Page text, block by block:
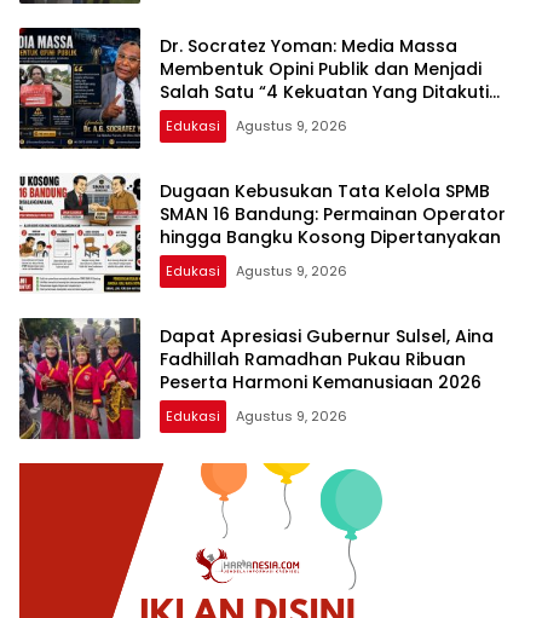
Dr. Socratez Yoman: Media Massa
Membentuk Opini Publik dan Menjadi
Salah Satu “4 Kekuatan Yang Ditakuti
Penguasa”
Edukasi Agustus 9, 2026
Dugaan Kebusukan Tata Kelola SPMB
SMAN 16 Bandung: Permainan Operator
hingga Bangku Kosong Dipertanyakan
Edukasi Agustus 9, 2026
Dapat Apresiasi Gubernur Sulsel, Aina
Fadhillah Ramadhan Pukau Ribuan
Peserta Harmoni Kemanusiaan 2026
Edukasi Agustus 9, 2026